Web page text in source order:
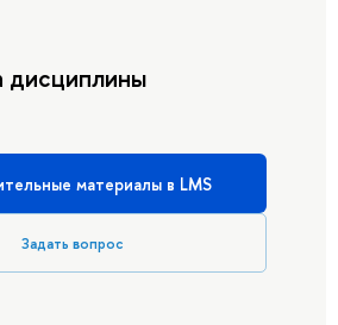
дисциплины
материалы в LMS
Задать вопрос